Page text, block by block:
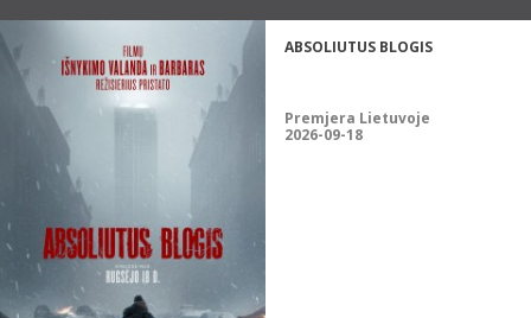
ABSOLIUTUS BLOGIS
Premjera Lietuvoje
2026-09-18